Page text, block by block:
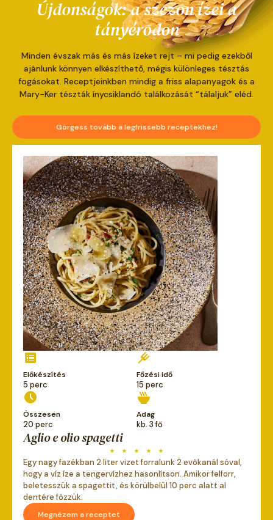
Újdonságok: a szezon ízei a
tányérodon
Minden évszak más és más ízeket rejt – mi pedig ezekből
ajánlunk könnyen elkészíthető, mégis különleges tésztás
fogásokat. Receptjeinkben mindig a friss alapanyagok és a
Mary-Ker tészták ínycsiklandó találkozását “tálaljuk” eléd.
Görgess tovább a legfrissebb receptekhez!
Aglio e olio spagetti
Egy nagy fazékban 2 liter vizet forralunk 2 evőkanál sóval,
hogy a víz íze a tengervízhez hasonlítson. Amikor felforr,
beletesszük a spagettit, és körülbelül 10 perc alatt al
dentére főzzük.
Megnézem a receptet
Előkészítés
5 perc
Főzési idő
15 perc
Összesen
20 perc
Adag
kb. 3 fő